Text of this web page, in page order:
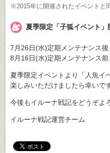
※2015年に開催されたイベントと
夏季限定「子狐イベント」
7月26日(水)定期メンテナンス後
8月16日(水)定期メンテナンス前
夏季限定イベントより「人魚イ
楽しみいただけましたら幸いで
今後もイルーナ戦記をどうぞよ
イルーナ戦記運営チーム